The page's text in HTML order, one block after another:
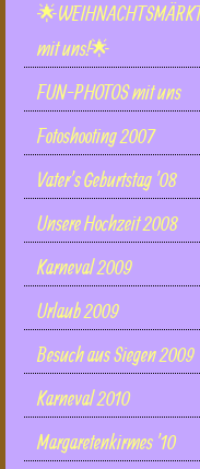
mit uns!🌟
FUN-PHOTOS mit uns
Fotoshooting 2007
Vater's Geburtstag '08
Unsere Hochzeit 2008
Karneval 2009
Urlaub 2009
Besuch aus Siegen 2009
Karneval 2010
Margaretenkirmes '10